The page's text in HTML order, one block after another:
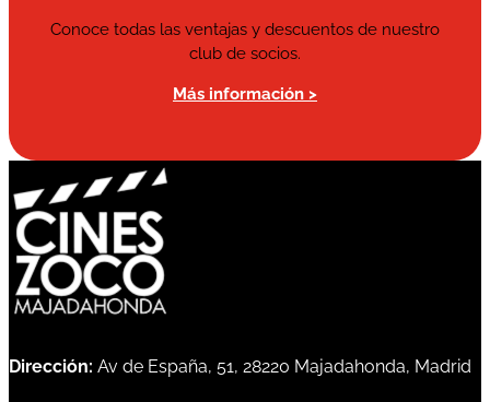
Conoce todas las ventajas y descuentos de nuestro
club de socios.
Más información >
Dirección: Av de España, 51, 28220 Majadahonda, Madrid